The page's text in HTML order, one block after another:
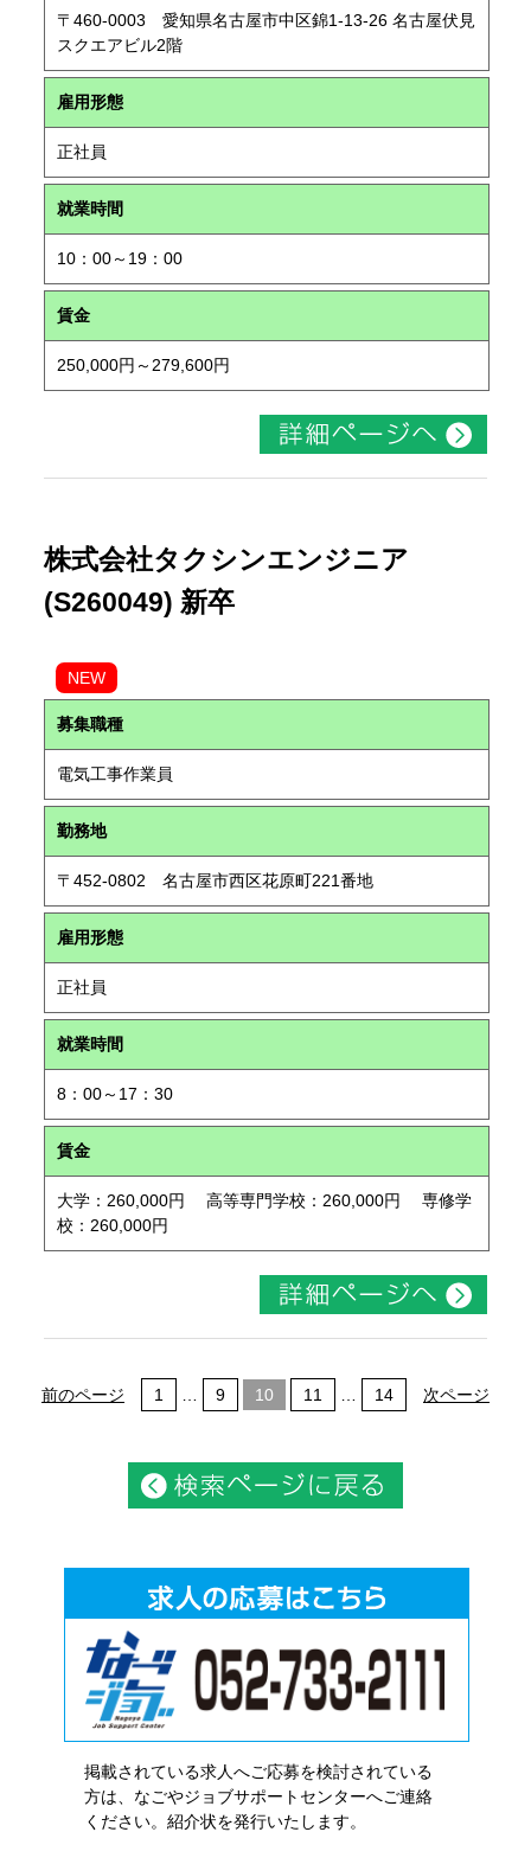
〒460-0003 愛知県名古屋市中区錦1-13-26 名古屋伏見
スクエアビル2階
雇用形態
正社員
就業時間
10：00～19：00
賃金
250,000円～279,600円
株式会社タクシンエンジニア
(S260049) 新卒
NEW
募集職種
電気工事作業員
勤務地
〒452-0802 名古屋市西区花原町221番地
雇用形態
正社員
就業時間
8：00～17：30
賃金
大学：260,000円 高等専門学校：260,000円 専修学
校：260,000円
前のページ 1 9 10 11 14 次ページ
掲載されている求人へご応募を検討されている
方は、なごやジョブサポートセンターへご連絡
ください。紹介状を発行いたします。